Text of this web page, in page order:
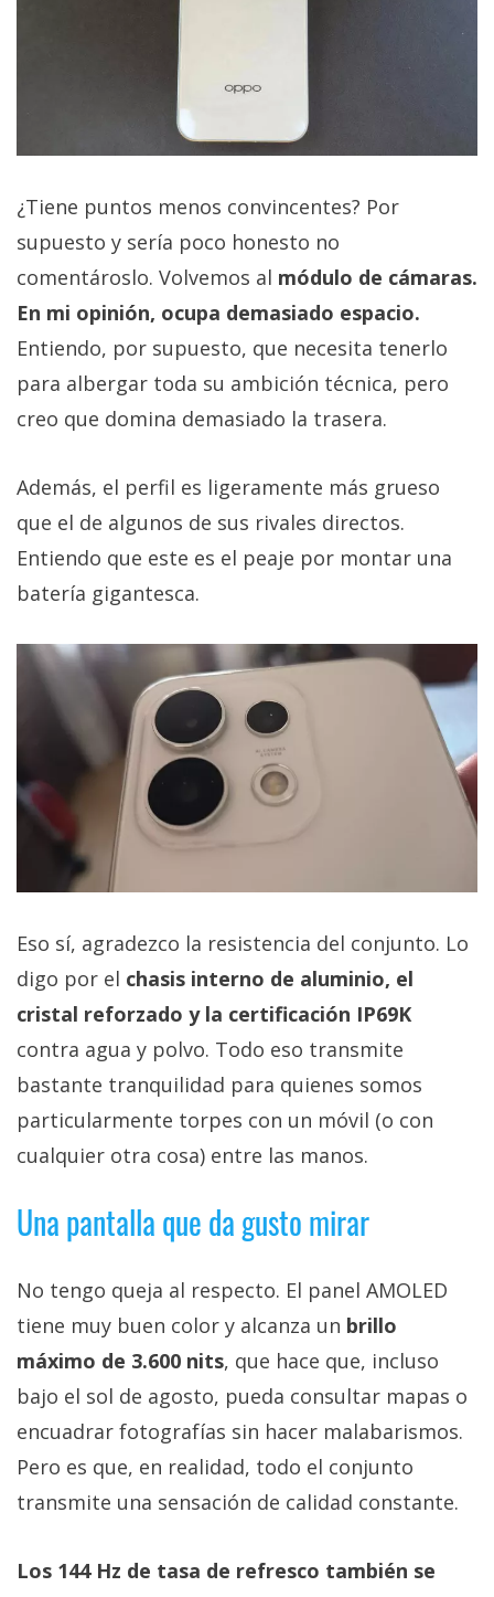
¿Tiene puntos menos convincentes? Por
supuesto y sería poco honesto no
comentároslo. Volvemos al módulo de cámaras.
En mi opinión, ocupa demasiado espacio.
Entiendo, por supuesto, que necesita tenerlo
para albergar toda su ambición técnica, pero
creo que domina demasiado la trasera.
Además, el perfil es ligeramente más grueso
que el de algunos de sus rivales directos.
Entiendo que este es el peaje por montar una
batería gigantesca.
Eso sí, agradezco la resistencia del conjunto. Lo
digo por el chasis interno de aluminio, el
cristal reforzado y la certificación IP69K
contra agua y polvo. Todo eso transmite
bastante tranquilidad para quienes somos
particularmente torpes con un móvil (o con
cualquier otra cosa) entre las manos.
Una pantalla que da gusto mirar
No tengo queja al respecto. El panel AMOLED
tiene muy buen color y alcanza un brillo
máximo de 3.600 nits, que hace que, incluso
bajo el sol de agosto, pueda consultar mapas o
encuadrar fotografías sin hacer malabarismos.
Pero es que, en realidad, todo el conjunto
transmite una sensación de calidad constante.
Los 144 Hz de tasa de refresco también se